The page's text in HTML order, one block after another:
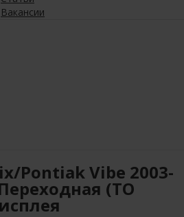
Вакансии
Pontiak Vibe 2003-
(TO